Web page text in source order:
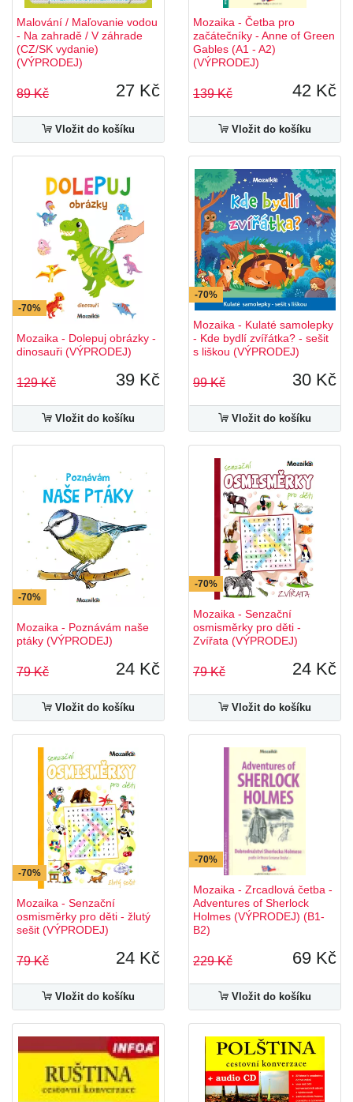
Malování / Maľovanie vodou
- Na zahradě / V záhrade
(CZ/SK vydanie)
(VÝPRODEJ)
89 Kč 27 Kč
Vložit do košíku
Mozaika - Četba pro
začátečníky - Anne of Green
Gables (A1 - A2)
(VÝPRODEJ)
139 Kč 42 Kč
Vložit do košíku
-70%
Mozaika - Dolepuj obrázky -
dinosauři (VÝPRODEJ)
129 Kč 39 Kč
Vložit do košíku
-70%
Mozaika - Kulaté samolepky
- Kde bydlí zvířátka? - sešit
s liškou (VÝPRODEJ)
99 Kč 30 Kč
Vložit do košíku
-70%
Mozaika - Poznávám naše
ptáky (VÝPRODEJ)
79 Kč 24 Kč
Vložit do košíku
-70%
Mozaika - Senzační
osmisměrky pro děti -
Zvířata (VÝPRODEJ)
79 Kč 24 Kč
Vložit do košíku
-70%
Mozaika - Senzační
osmisměrky pro děti - žlutý
sešit (VÝPRODEJ)
79 Kč 24 Kč
Vložit do košíku
-70%
Mozaika - Zrcadlová četba -
Adventures of Sherlock
Holmes (VÝPRODEJ) (B1-
B2)
229 Kč 69 Kč
Vložit do košíku